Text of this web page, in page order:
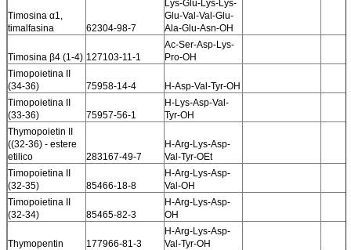
Timosina α1,
timalfasina
62304-98-7
Lys-Glu-Lys-Lys-
Glu-Val-Val-Glu-
Ala-Glu-Asn-OH
Timosina β4 (1-4) 127103-11-1
Ac-Ser-Asp-Lys-
Pro-OH
Timopoietina II
(34-36)
75958-14-4
H-Asp-Val-Tyr-OH
Timopoietina II
(33-36)
75957-56-1
H-Lys-Asp-Val-
Tyr-OH
Thymopoietin II
((32-36) - estere
etilico
283167-49-7
H-Arg-Lys-Asp-
Val-Tyr-OEt
Timopoietina II
(32-35)
85466-18-8
H-Arg-Lys-Asp-
Val-OH
Timopoietina II
(32-34)
85465-82-3
H-Arg-Lys-Asp-
OH
Thymopentin 177966-81-3
H-Arg-Lys-Asp-
Val-Tyr-OH